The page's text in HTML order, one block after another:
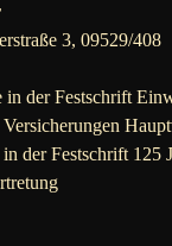
3, 09529/408
der Festschrift
der Festschrift